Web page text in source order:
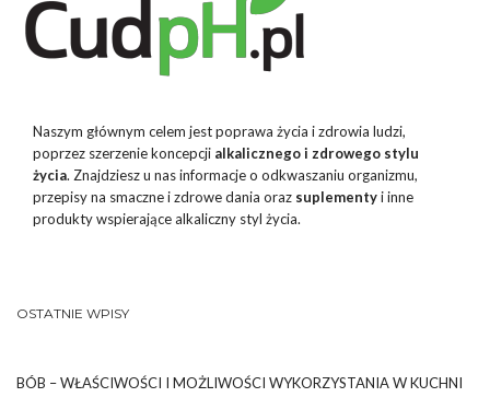
Naszym głównym celem jest poprawa życia i zdrowia ludzi,
poprzez szerzenie koncepcji alkalicznego i zdrowego stylu
życia. Znajdziesz u nas informacje o odkwaszaniu organizmu,
przepisy na smaczne i zdrowe dania oraz suplementyi inne
produkty wspierające alkaliczny styl życia.
OSTATNIE WPISY
BÓB – WŁAŚCIWOŚCI I MOŻLIWOŚCI WYKORZYSTANIA W KUCHNI